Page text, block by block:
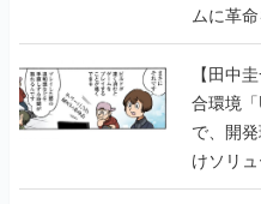
ムに革
のいた
【田中
合環境
で、開
けソリ
に行っ